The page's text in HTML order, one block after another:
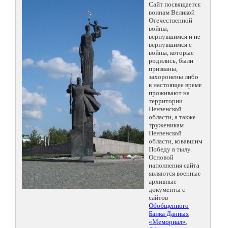
Сайт посвящается
воинам Великой
Отечественной
войны,
вернувшимся и не
вернувшимся с
войны, которые
родились, были
призваны,
захоронены либо
в настоящее время
проживают на
территории
Пензенской
области, а также
труженикам
Пензенской
области, ковавшим
Победу в тылу.
Основой
наполнения сайта
являются военные
архивные
документы с
сайтов
Обобщенного
Банка Данных
«Мемориал»,